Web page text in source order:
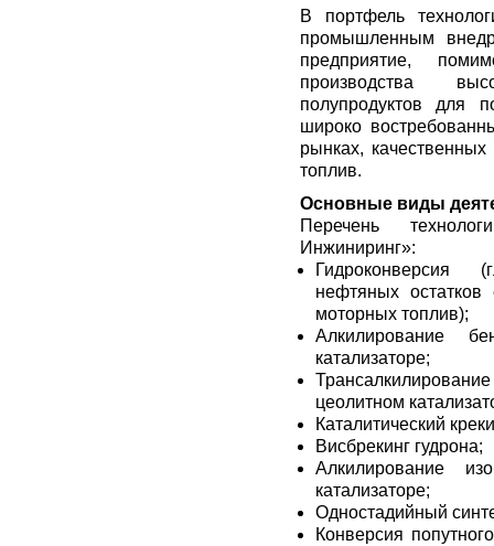
В портфель
промышленным
предприятие,
производства
полупродуктов для
широко
рынках, качественных
топлив.
Основные виды
Перечень
Инжиниринг»:
Гидроконверсия
нефтяных остатков
моторных топлив);
Алкилирование
катализаторе;
цеолитном
Каталитический
Висбрекинг гудрона;
Алкилирование
катализаторе;
Одностадийный
Конверсия